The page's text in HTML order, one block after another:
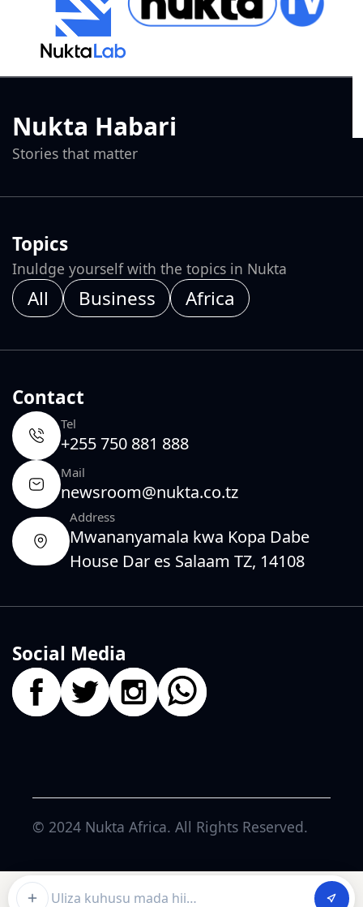
Nukta Habari
Stories that matter
Topics
Inuldge yourself with the topics in Nukta
All Business Africa
Contact
Tel
+255 750 881 888
Mail
newsroom@nukta.co.tz
Address
Mwananyamala kwa Kopa Dabe
House Dar es Salaam TZ, 14108
Social Media
© 2024 Nukta Africa. All Rights Reserved.